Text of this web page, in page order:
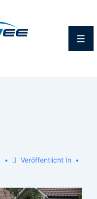
Veröffentlicht In